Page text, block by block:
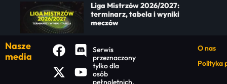
Liga Mistrzów 2026/2027:
terminarz, tabela i wyniki
meczów
Nasze
media
Serwis
przeznaczony
tylko dla
osób
pełnoletnich.
O nas
Polityka